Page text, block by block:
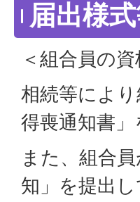
届出様
＜組合員の
相続等によ
得喪通知書
また、組合
知」を提出し